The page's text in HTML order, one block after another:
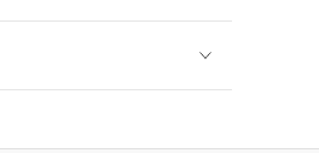
à Provence
à Provence